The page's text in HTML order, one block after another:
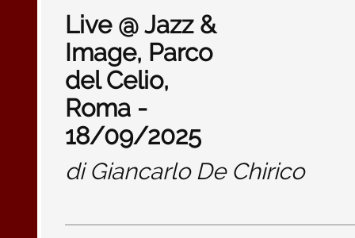
Live @ Jazz &
Image, Parco
del Celio,
Roma -
18/09/2025
diGiancarlo De Chirico